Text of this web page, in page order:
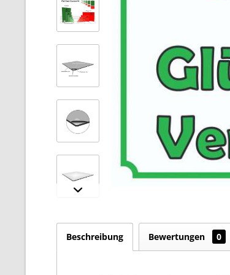
Beschreibung Bewertungen 0